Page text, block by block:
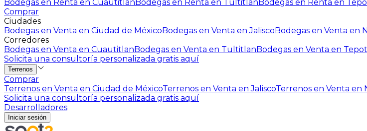
Bodegas en Renta en CuautitlanBodegas en Renta en TultitlanBodegas en Renta en
Comprar
Ciudades
Bodegas en Venta en Ciudad de MéxicoBodegas en Venta en JaliscoBodegas en Venta en
Corredores
Bodegas en Venta en CuautitlanBodegas en Venta en TultitlanBodegas en Venta en
Solicita una consultoría personalizada gratis aquí
Terrenos
Comprar
Terrenos en Venta en Ciudad de MéxicoTerrenos en Venta en JaliscoTerrenos en Venta en
Solicita una consultoría personalizada gratis aquí
Desarrolladores
Iniciar sesión